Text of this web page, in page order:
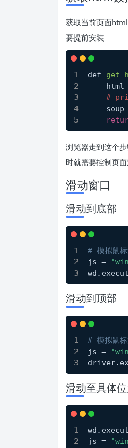
获取当前页面
要提前安装
def
#
浏览器走到这个
时就需要控制页
滑动窗口
滑动到底部
# 模拟鼠标
js =
滑动到顶部
# 模拟鼠标
js =
滑动至具体
js =